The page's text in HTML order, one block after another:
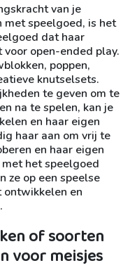
van je
met speelgoed, is het
dat haar
open-ended play.
poppen,
knutselsets.
te geven om te
na te spelen, kan je
en haar eigen
haar aan om vrij te
en haar eigen
het speelgoed
ze op een speelse
ontwikkelen en
of soorten
voor meisjes